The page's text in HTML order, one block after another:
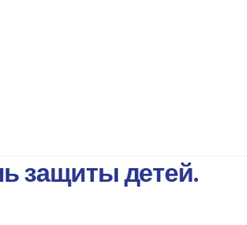
защиты детей.